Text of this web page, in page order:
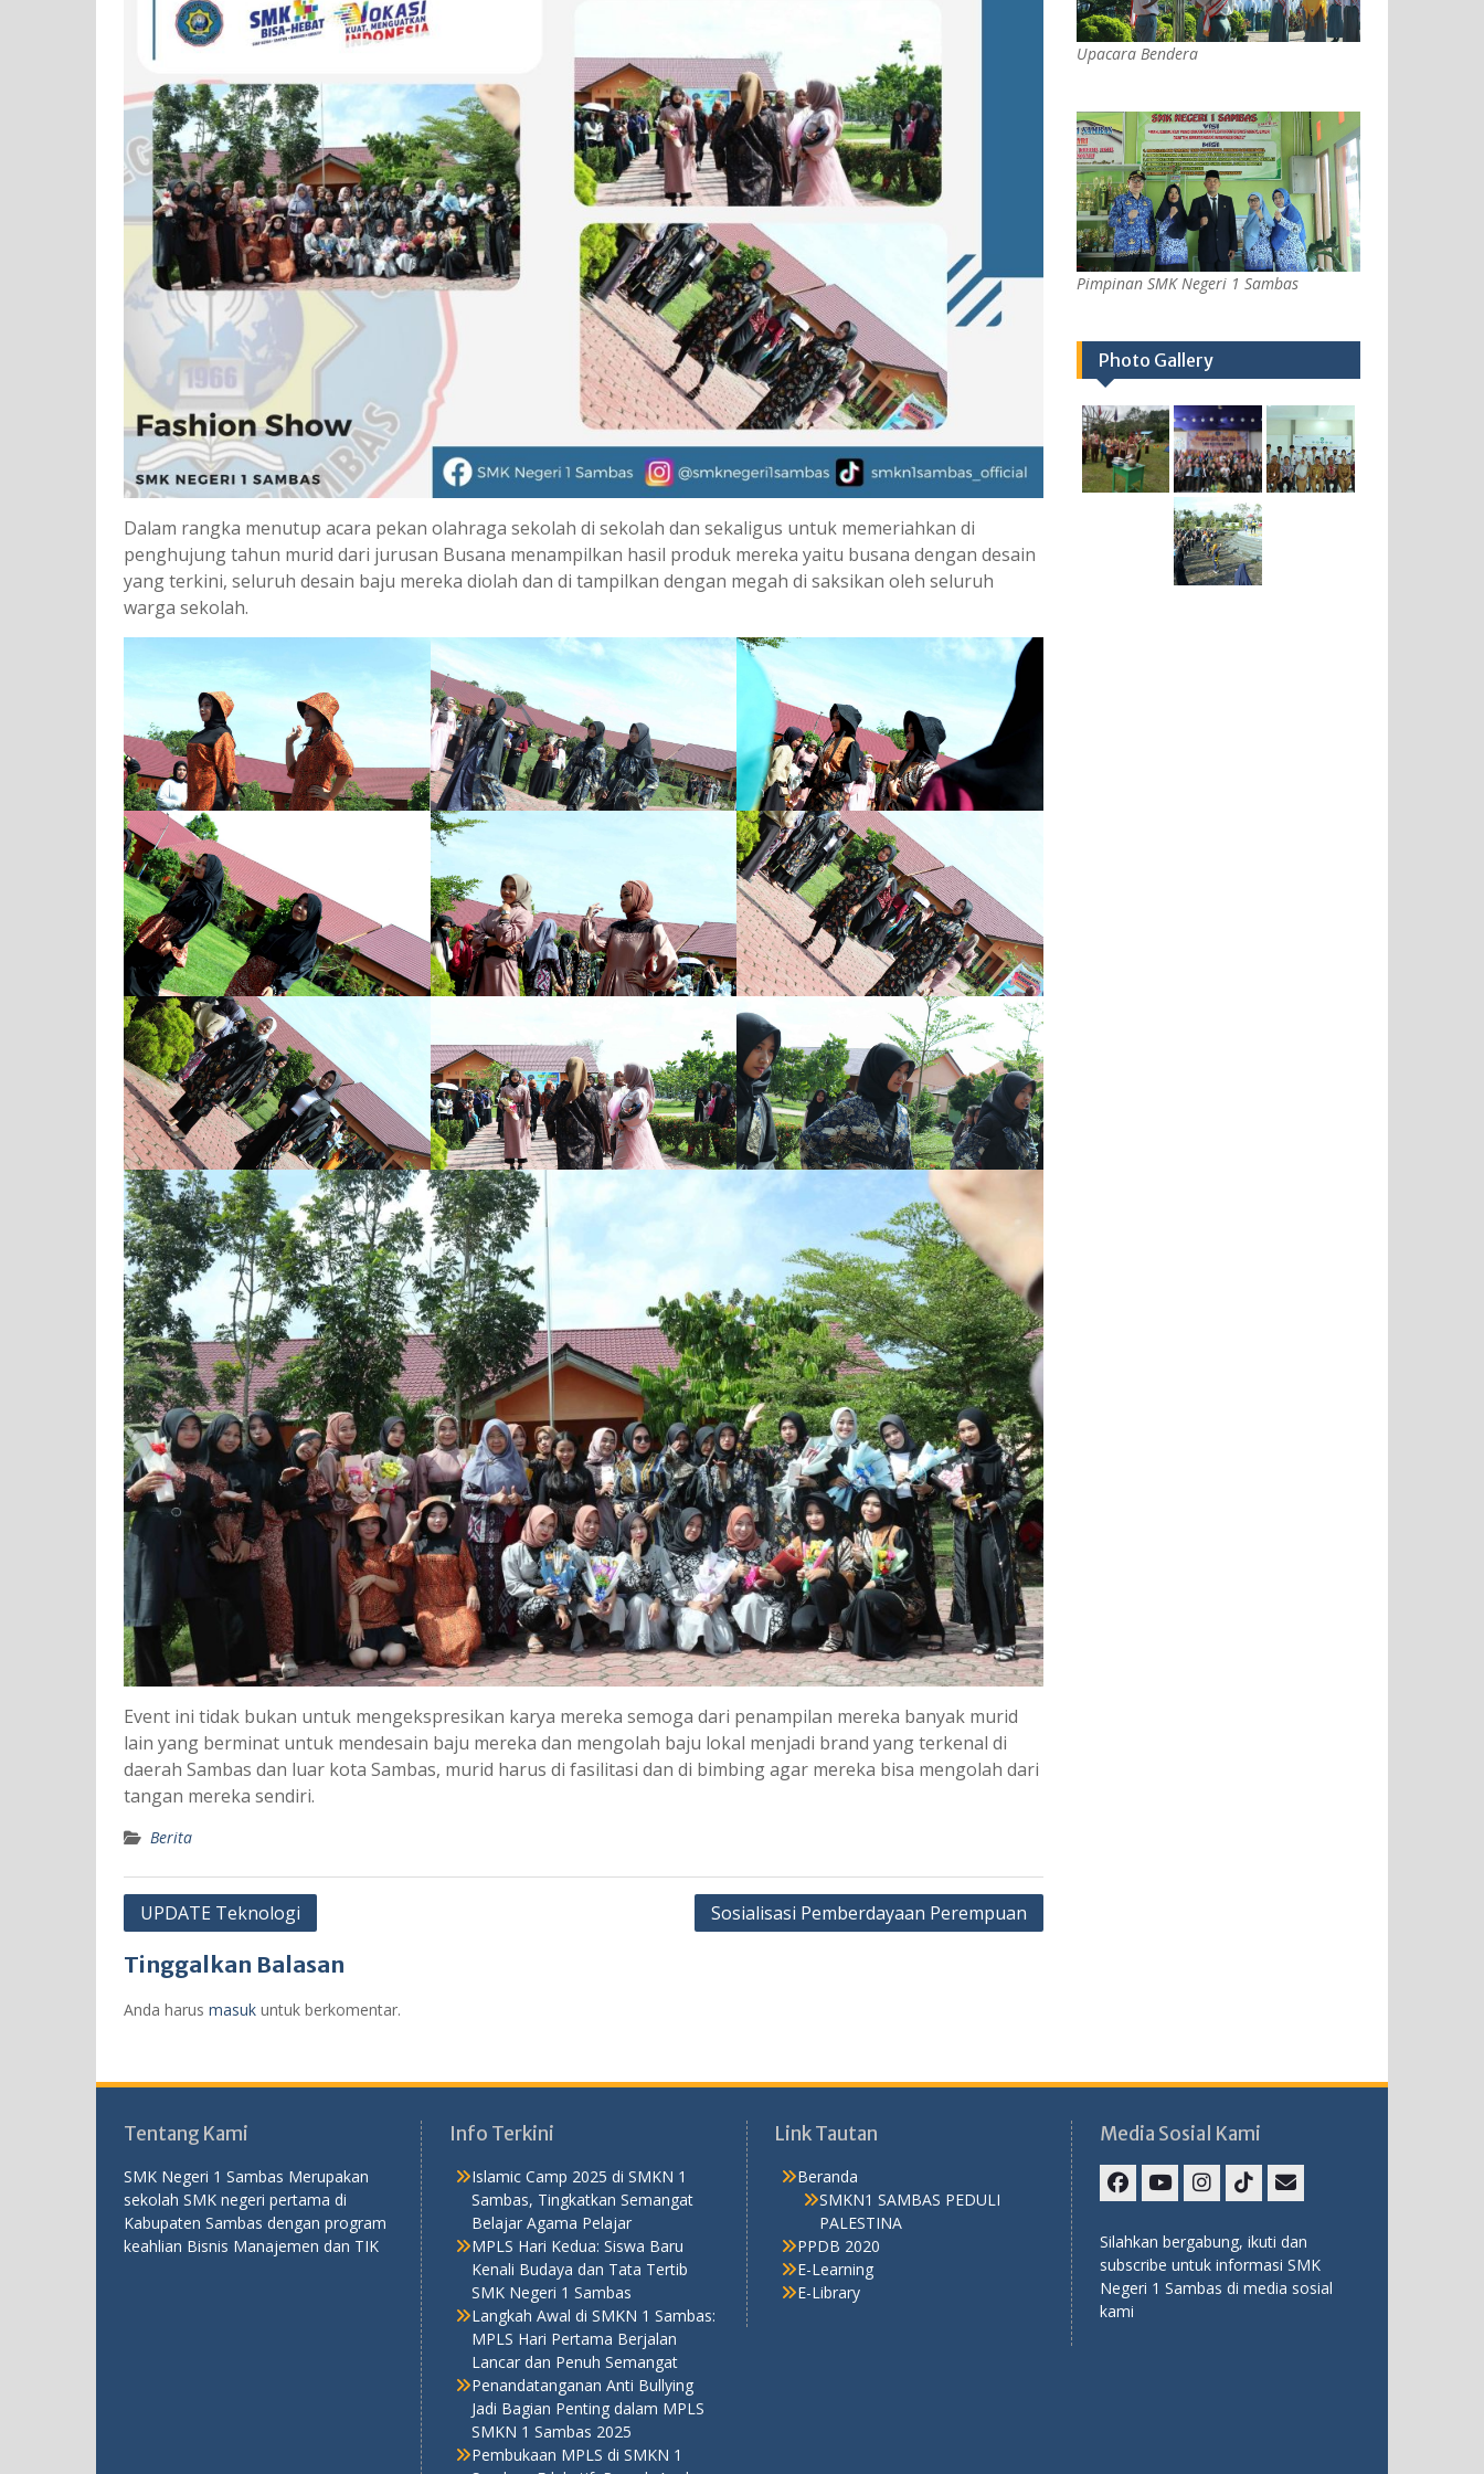
Dalam rangka menutup acara pekan olahraga sekolah di sekolah dan sekaligus untuk memeriahkan di
penghujung tahun murid dari jurusan Busana menampilkan hasil produk mereka yaitu busana dengan desain
yang terkini, seluruh desain baju mereka diolah dan di tampilkan dengan megah di saksikan oleh seluruh
warga sekolah.
Event ini tidak bukan untuk mengekspresikan karya mereka semoga dari penampilan mereka banyak murid
lain yang berminat untuk mendesain baju mereka dan mengolah baju lokal menjadi brand yang terkenal di
daerah Sambas dan luar kota Sambas, murid harus di fasilitasi dan di bimbing agar mereka bisa mengolah dari
tangan mereka sendiri.
Berita
Navigasi
UPDATE Teknologi Sosialisasi Pemberdayaan Perempuan
Tinggalkan Balasan
Anda harus masuk untuk berkomentar.
Upacara Bendera
Pimpinan SMK Negeri 1 Sambas
Photo Gallery
Tentang Kami
SMK Negeri 1 Sambas Merupakan
sekolah SMK negeri pertama di
Kabupaten Sambas dengan program
keahlian Bisnis Manajemen dan TIK
Info Terkini
Islamic Camp 2025 di SMKN 1
Sambas, Tingkatkan Semangat
Belajar Agama Pelajar
MPLS Hari Kedua: Siswa Baru
Kenali Budaya dan Tata Tertib
SMK Negeri 1 Sambas
Langkah Awal di SMKN 1 Sambas:
MPLS Hari Pertama Berjalan
Lancar dan Penuh Semangat
Penandatanganan Anti Bullying
Jadi Bagian Penting dalam MPLS
SMKN 1 Sambas 2025
Pembukaan MPLS di SMKN 1
Link Tautan
Beranda
SMKN1 SAMBAS PEDULI
PALESTINA
PPDB 2020
E-Learning
E-Library
Media Sosial Kami
Silahkan bergabung, ikuti dan
subscribe untuk informasi SMK
Negeri 1 Sambas di media sosial
kami